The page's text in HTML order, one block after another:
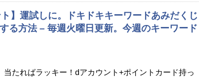
】運試しに。ドキドキキーワードあみだくじ
る方法 – 毎週火曜日更新。今週のキーワード
当たればラッキー！dアカウント+ポイントカード持っ